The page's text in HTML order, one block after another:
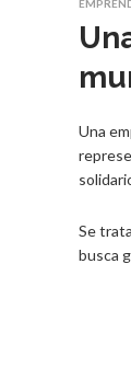
Una
Se
busca